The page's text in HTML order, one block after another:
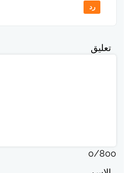
رد
تعليق
0/800